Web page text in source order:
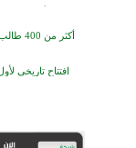
أكبر مشروع إسلامي